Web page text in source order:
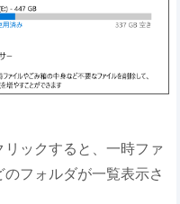
リックすると、一時ファ
フォルダが一覧表示さ